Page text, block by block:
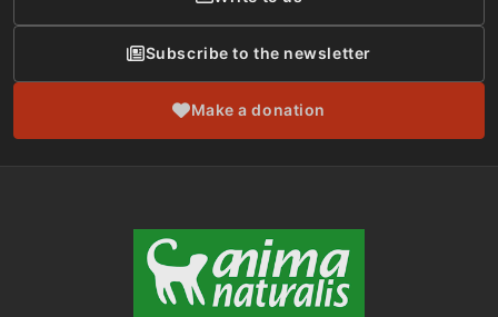
Subscribe to the newsletter
Make a donation